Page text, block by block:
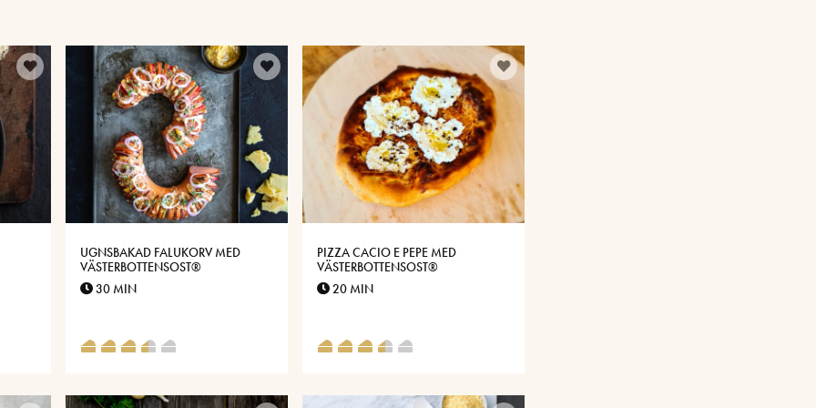
UGNSBAKAD FALUKORV MED
VÄSTERBOTTENSOST®
30 MIN
PIZZA CACIO E PEPE MED
VÄSTERBOTTENSOST®
20 MIN